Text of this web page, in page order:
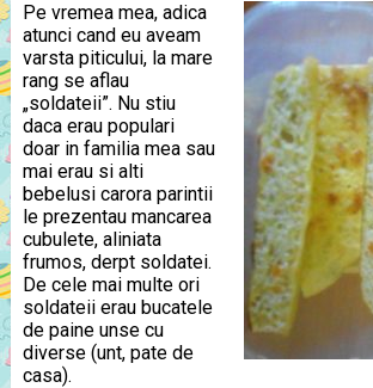
Pe vremea mea, adica
atunci cand eu aveam
varsta piticului, la mare
rang se aflau
„soldateii”. Nu stiu
daca erau populari
doar in familia mea sau
mai erau si alti
bebelusi carora parintii
le prezentau mancarea
cubulete, aliniata
frumos, derpt soldatei.
De cele mai multe ori
soldateii erau bucatele
de paine unse cu
diverse (unt, pate de
casa).